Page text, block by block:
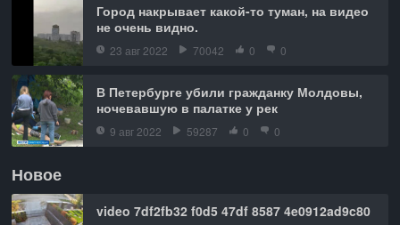
Город накрывает какой-то туман, на видео
не очень видно.
23 авг 2022 70042 0 0
В Петербурге убили гражданку Молдовы,
ночевавшую в палатке у рек
9 авг 2022 59287 0 0
Новое
video 7df2fb32 f0d5 47df 8587 4e0912ad9c80